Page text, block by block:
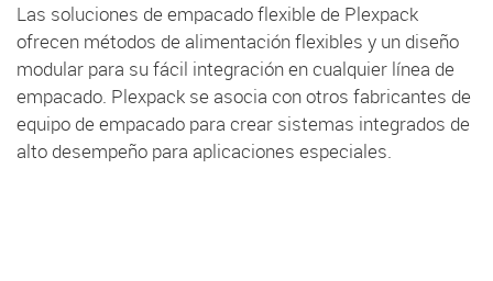
Las soluciones de empacado flexible de Plexpack
ofrecen métodos de alimentación flexibles y un diseño
modular para su fácil integración en cualquier línea de
empacado. Plexpack se asocia con otros fabricantes de
equipo de empacado para crear sistemas integrados de
alto desempeño para aplicaciones especiales.